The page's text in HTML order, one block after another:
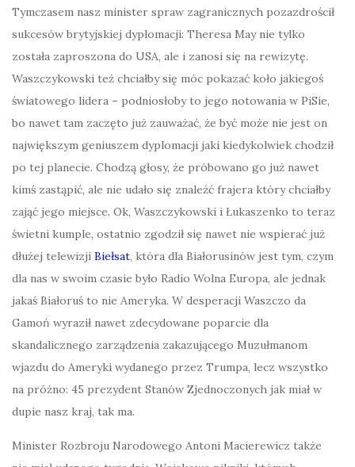
Tymczasem nasz minister spraw zagranicznych pozazdrościł
sukcesów brytyjskiej dyplomacji: Theresa May nie tylko
została zaproszona do USA, ale i zanosi się na rewizytę.
Waszczykowski też chciałby się móc pokazać koło jakiegoś
światowego lidera – podniosłoby to jego notowania w PiSie,
bo nawet tam zaczęto już zauważać, że być może nie jest on
największym geniuszem dyplomacji jaki kiedykolwiek chodził
po tej planecie. Chodzą głosy, że próbowano go już nawet
kimś zastąpić, ale nie udało się znaleźć frajera który chciałby
zająć jego miejsce. Ok, Waszczykowski i Łukaszenko to teraz
świetni kumple, ostatnio zgodził się nawet nie wspierać już
dłużej telewizji Biełsat, która dla Białorusinów jest tym, czym
dla nas w swoim czasie było Radio Wolna Europa, ale jednak
jakaś Białoruś to nie Ameryka. W desperacji Waszczo da
Gamoń wyraził nawet zdecydowane poparcie dla
skandalicznego zarządzenia zakazującego Muzułmanom
wjazdu do Ameryki wydanego przez Trumpa, lecz wszystko
na próżno: 45 prezydent Stanów Zjednoczonych jak miał w
dupie nasz kraj, tak ma.
Minister Rozbroju Narodowego Antoni Macierewicz także